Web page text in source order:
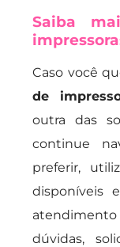
Saiba
Caso você
de
outra das
continue
preferir,
disponíveis
dúvidas,